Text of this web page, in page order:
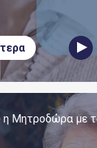
η Μητροδώρα με